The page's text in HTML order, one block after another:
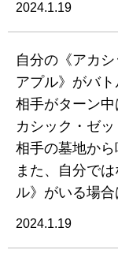
2024.1.19
自分の《アカ
アプル》がバト
相手がターン
カシック・ゼ
相手の墓地から
また、自分で
ル》がいる場
2024.1.19